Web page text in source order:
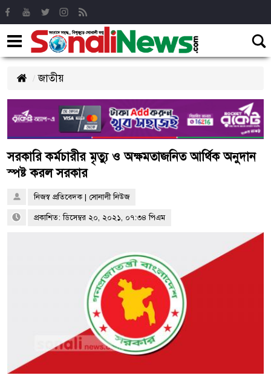
জাতীয়
সরকারি কর্মচারীর মৃত্যু ও অক্ষমতাজনিত আর্থিক অনুদান
স্পষ্ট করল সরকার
নিজস্ব প্রতিবেদক | সোনালী নিউজ
প্রকাশিত: ডিসেম্বর ২০, ২০২১, ০৭:৩৪ পিএম